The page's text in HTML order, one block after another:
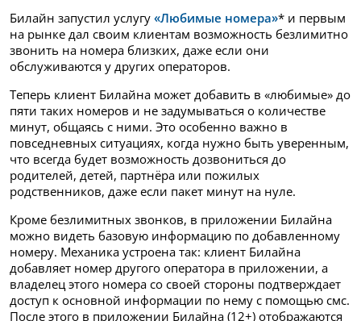
Билайн запустил услугу «Любимые номера»* и первым
на рынке дал своим клиентам возможность безлимитно
звонить на номера близких, даже если они
обслуживаются у других операторов.
Теперь клиент Билайна может добавить в «любимые» до
пяти таких номеров и не задумываться о количестве
минут, общаясь с ними. Это особенно важно в
повседневных ситуациях, когда нужно быть уверенным,
что всегда будет возможность дозвониться до
родителей, детей, партнёра или пожилых
родственников, даже если пакет минут на нуле.
Кроме безлимитных звонков, в приложении Билайна
можно видеть базовую информацию по добавленному
номеру. Механика устроена так: клиент Билайна
добавляет номер другого оператора в приложении, а
владелец этого номера со своей стороны подтверждает
доступ к основной информации по нему с помощью смс.
После этого в приложении Билайна (12+) отображаются